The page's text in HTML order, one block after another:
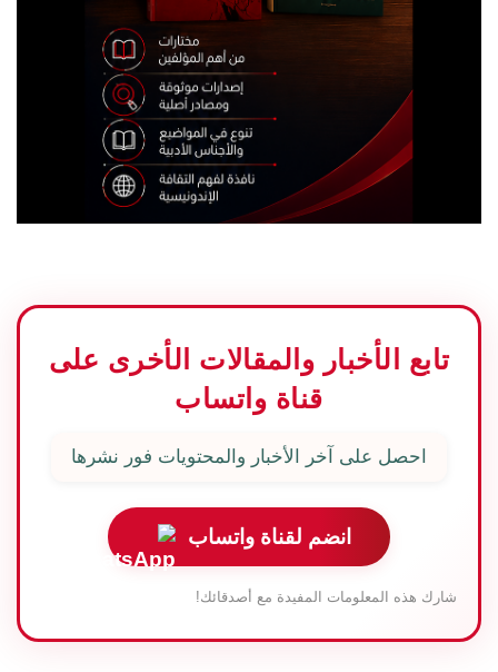
تابع الأخبار والمقالات الأخرى على
قناة واتساب
احصل على آخر الأخبار والمحتويات فور نشرها
انضم لقناة واتساب
شارك هذه المعلومات المفيدة مع أصدقائك!